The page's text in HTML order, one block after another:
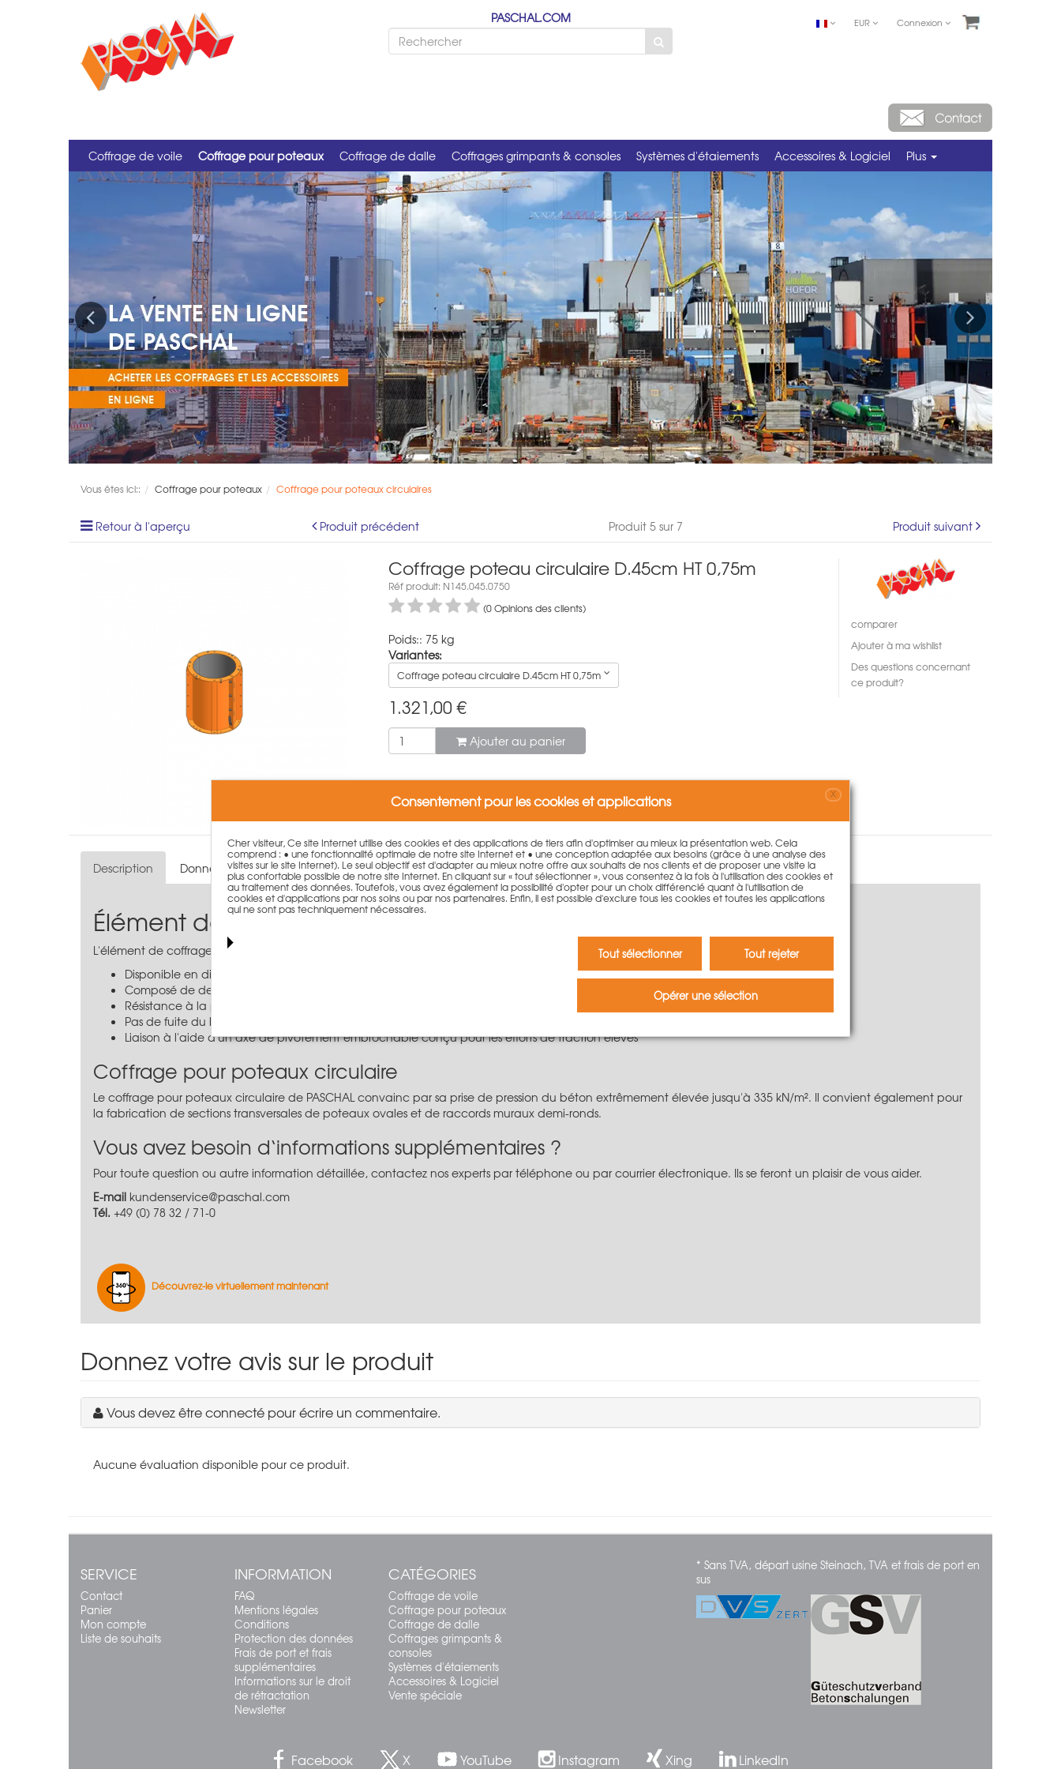
EUR Connexion
PASCHAL.COM
Coffrage de voile Coffrage pour poteaux Coffrage de dalle Coffrages grimpants & consoles Systèmes d'étaiements Accessoires & Logiciel Plus
Previous Next
Vous êtes ici:: Coffrage pour poteaux Coffrage pour poteaux circulaires
Retour à l'aperçu Produit précédent Produit 5 sur 7 Produit suivant
Coffrage poteau circulaire D.45cm HT 0,75m
Réf produit: N145.045.0750
(0 Opinions des clients)
Poids:: 75 kg
Variantes:
Coffrage poteau circulaire D.45cm HT 0,75m
1.321,00 €
Ajouter au panier
comparer
Ajouter à ma wishlist
Des questions concernant
ce produit?
Description Données techniques
Élément de coffrage pour poteaux circulaire de 75 cm
L'élément de coffrage pour poteaux circulaire de 75 cm pour le coffrage de poteaux circulaires.
Disponible en diamètres de série de 25 à 100 cm et en dimensions spéciales
Composé de deux demi-coques de construction identique.
Résistance à la pression exercée par le béton frais comprise entre 85 kN/m² et 335 kN/m² (en fonction du diamètre)
Pas de fuite du béton
Liaison à l'aide d'un axe de pivotement embrochable conçu pour les efforts de traction élevés
Coffrage pour poteaux circulaire
Le coffrage pour poteaux circulaire de PASCHAL convainc par sa prise de pression du béton extrêmement élevée jusqu'à 335 kN/m². Il convient également pour
la fabrication de sections transversales de poteaux ovales et de raccords muraux demi-ronds.
Vous avez besoin d‘informations supplémentaires ?
Pour toute question ou autre information détaillée, contactez nos experts par téléphone ou par courrier électronique. Ils se feront un plaisir de vous aider.
E-mail kundenservice@paschal.com
Tél. +49 (0) 78 32 / 71-0
Découvrez-le virtuellement maintenant
Donnez votre avis sur le produit
Vous devez être connecté pour écrire un commentaire.
Aucune évaluation disponible pour ce produit.
SERVICE
Contact
Panier
Mon compte
Liste de souhaits
INFORMATION
FAQ
Mentions légales
Conditions
Protection des données
Frais de port et frais
supplémentaires
Informations sur le droit
de rétractation
Newsletter
CATÉGORIES
Coffrage de voile
Coffrage pour poteaux
Coffrage de dalle
Coffrages grimpants &
consoles
Systèmes d'étaiements
Accessoires & Logiciel
Vente spéciale
* Sans TVA, départ usine Steinach, TVA et frais de port en
sus
Facebook X YouTube Instagram Xing LinkedIn
Consentement pour les cookies et applications X
Cher visiteur, Ce site Internet utilise des cookies et des applications de tiers afin d'optimiser au mieux la présentation web. Cela
comprend : • une fonctionnalité optimale de notre site Internet et • une conception adaptée aux besoins (grâce à une analyse des
visites sur le site Internet). Le seul objectif est d'adapter au mieux notre offre aux souhaits de nos clients et de proposer une visite la
plus confortable possible de notre site Internet. En cliquant sur « tout sélectionner », vous consentez à la fois à l'utilisation des cookies et
au traitement des données. Toutefois, vous avez également la possibilité d'opter pour un choix différencié quant à l'utilisation de
cookies et d'applications par nos soins ou par nos partenaires. Enfin, il est possible d'exclure tous les cookies et toutes les applications
qui ne sont pas techniquement nécessaires.
Tout sélectionner Tout rejeter
Opérer une sélection